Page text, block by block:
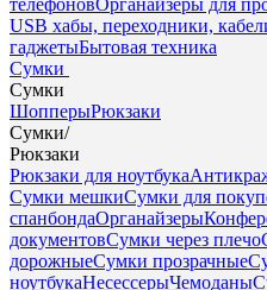
телефоновОрганайзеры для
USB хабы, переходники,
гаджетыБытовая техника
Сумки
Сумки
ШопперыРюкзаки
Сумки/
Рюкзаки
Рюкзаки для ноутбука
Сумки мешкиСумки для
спанбондаОрганайзеры
документовСумки через плечо
дорожныеСумки прозрачные
ноутбукаНесессерыЧемоданы